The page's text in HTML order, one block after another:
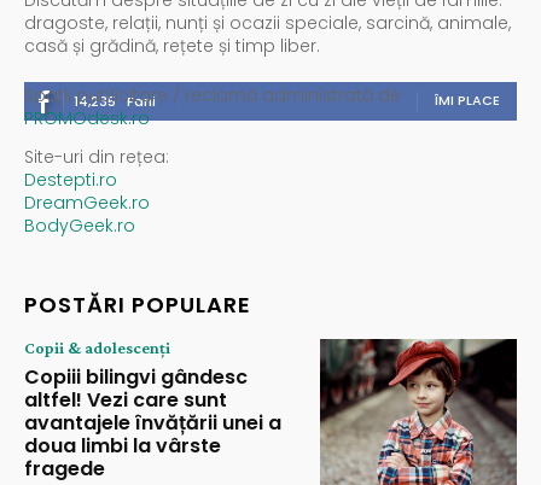
dragoste, relații, nunți și ocazii speciale, sarcină, animale,
casă și grădină, rețete și timp liber.
14,235 Fani ÎMI PLACE
Spații publicitare / reclamă administrată de
PROMOdesk.ro
Site-uri din rețea:
Destepti.ro
DreamGeek.ro
BodyGeek.ro
POSTĂRI POPULARE
Copii & adolescenți
Copiii bilingvi gândesc
altfel! Vezi care sunt
avantajele învățării unei a
doua limbi la vârste
fragede